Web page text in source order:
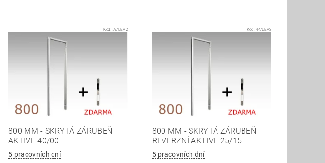
Kód: 59/LEV2
800 MM - SKRYTÁ ZÁRUBEŇ
AKTIVE 40/00
5 pracovních dní
Kód:44/LEV2
800 MM - SKRYTÁ ZÁRUBEŇ
REVERZNÍ AKTIVE 25/15
5 pracovních dní